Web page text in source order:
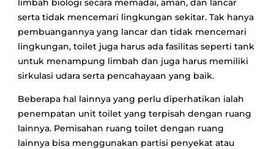
limbah biologi secara memadai, aman, dan lancar
serta tidak mencemari lingkungan sekitar. Tak hanya
pembuangannya yang lancar dan tidak mencemari
lingkungan, toilet juga harus ada fasilitas seperti tank
untuk menampung limbah dan juga harus memiliki
sirkulasi udara serta pencahayaan yang baik.
Beberapa hal lainnya yang perlu diperhatikan ialah
penempatan unit toilet yang terpisah dengan ruang
lainnya. Pemisahan ruang toilet dengan ruang
lainnya bisa menggunakan partisi penyekat atau